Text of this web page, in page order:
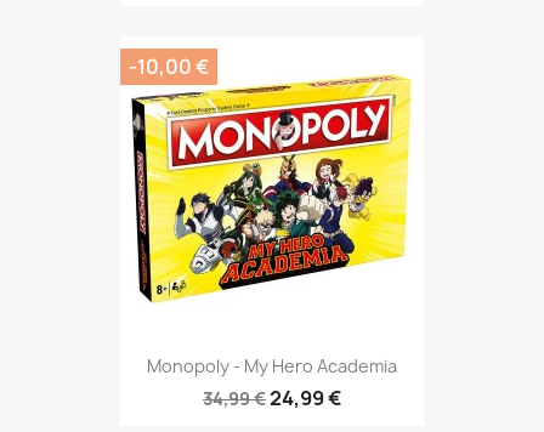
Monopoly - My Hero Academia
34,99 €24,99 €
-10,00 €